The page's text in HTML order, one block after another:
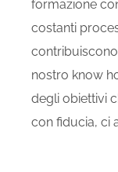
formazione
costanti
nostro know
degli obiettivi
con fiducia, ci